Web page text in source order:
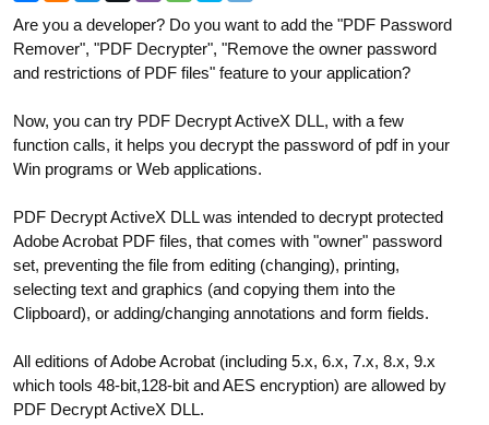
Are you a developer? Do you want to add the "PDF Password
Remover", "PDF Decrypter", "Remove the owner password
and restrictions of PDF files" feature to your application?
Now, you can try PDF Decrypt ActiveX DLL, with a few
function calls, it helps you decrypt the password of pdf in your
Win programs or Web applications.
PDF Decrypt ActiveX DLL was intended to decrypt protected
Adobe Acrobat PDF files, that comes with "owner" password
set, preventing the file from editing (changing), printing,
selecting text and graphics (and copying them into the
Clipboard), or adding/changing annotations and form fields.
All editions of Adobe Acrobat (including 5.x, 6.x, 7.x, 8.x, 9.x
which tools 48-bit,128-bit and AES encryption) are allowed by
PDF Decrypt ActiveX DLL.